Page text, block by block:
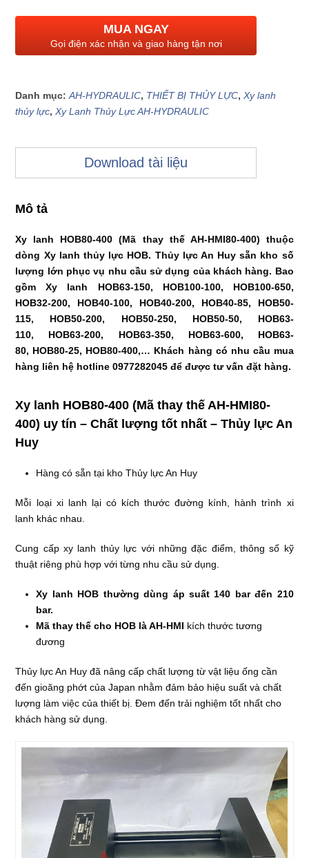
MUA NGAY
Gọi điện xác nhận và giao hàng tận nơi
Danh mục:AH-HYDRAULIC, THIẾT BỊ THỦY LỰC,Xy lanh
thủy lực,Xy Lanh Thủy Lực AH-HYDRAULIC
Download tài liệu
Mô tả
Xy lanh HOB80-400 (Mã thay thế AH-HMI80-400) thuộc
dòng Xy lanh thủy lực HOB. Thủy lực An Huy sẵn kho số
lượng lớn phục vụ nhu cầu sử dụng của khách hàng. Bao
gồm Xy lanh HOB63-150, HOB100-100, HOB100-650,
HOB32-200, HOB40-100, HOB40-200, HOB40-85, HOB50-
115, HOB50-200, HOB50-250, HOB50-50, HOB63-
110, HOB63-200, HOB63-350, HOB63-600, HOB63-
80, HOB80-25, HOB80-400,… Khách hàng có nhu cầu mua
hàng liên hệ hotline 0977282045 để được tư vấn đặt hàng.
Xy lanh HOB80-400 (Mã thay thế AH-HMI80-
400) uy tín – Chất lượng tốt nhất – Thủy lực An
Huy
Hàng có sẵn tại kho Thủy lực An Huy
Mỗi loại xi lanh lại có kích thước đường kính, hành trình xi
lanh khác nhau.
Cung cấp xy lanh thủy lực với những đặc điểm, thông số kỹ
thuật riêng phù hợp với từng nhu cầu sử dụng.
Xy lanh HOB thường dùng áp suất 140 bar đến 210
bar.
Mã thay thế cho HOB là AH-HMI kích thước tương
đương
Thủy lực An Huy đã nâng cấp chất lượng từ vật liệu ống cần
đến gioăng phớt của Japan nhằm đảm bảo hiệu suất và chất
lượng làm việc của thiết bị. Đem đến trải nghiệm tốt nhất cho
khách hàng sử dụng.